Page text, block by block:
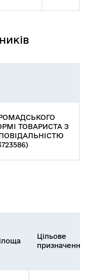
ТОВАРИСТА З
Цільове
призначення